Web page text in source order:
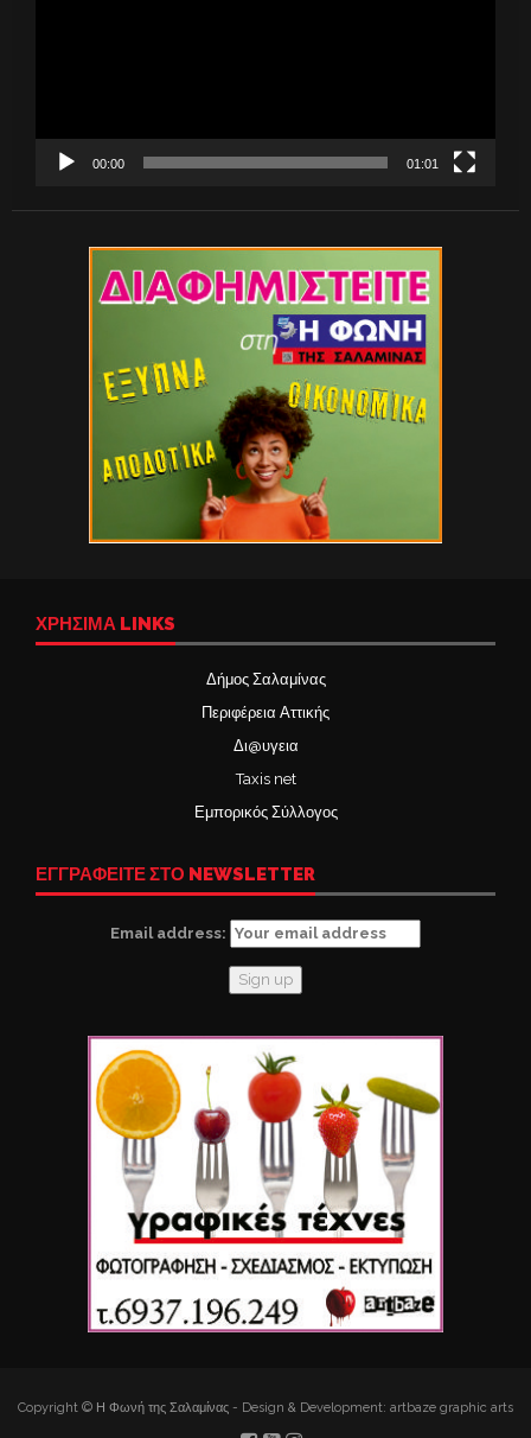
00:00 01:01
ΧΡΉΣΙΜΑ LINKS
Δήμος Σαλαμίνας
Περιφέρεια Αττικής
Δι@υγεια
Taxis net
Εμπορικός Σύλλογος
ΕΓΓΡΑΦΕΙΤΕ ΣΤΟ NEWSLETTER
Email address:
Copyright © Η Φωνή της Σαλαμίνας - Design & Development: artbaze graphic arts